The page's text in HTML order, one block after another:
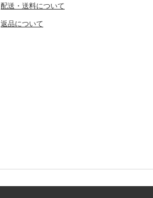
配送・送料について
返品について